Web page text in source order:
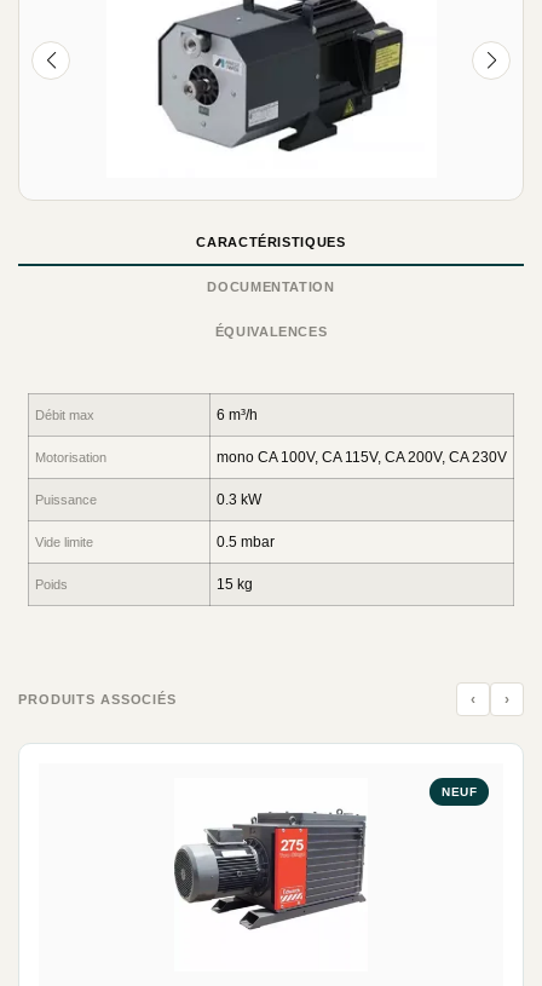
CARACTÉRISTIQUES
DOCUMENTATION
ÉQUIVALENCES
Débit max 6 m³/h
Motorisation mono CA 100V, CA 115V, CA 200V, CA 230V
Puissance 0.3 kW
Vide limite 0.5 mbar
Poids 15 kg
PRODUITS ASSOCIÉS ‹ ›
NEUF